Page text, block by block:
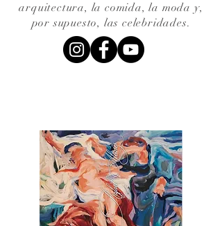
arquitectura, la comida, la moda y,
por supuesto, las celebridades.